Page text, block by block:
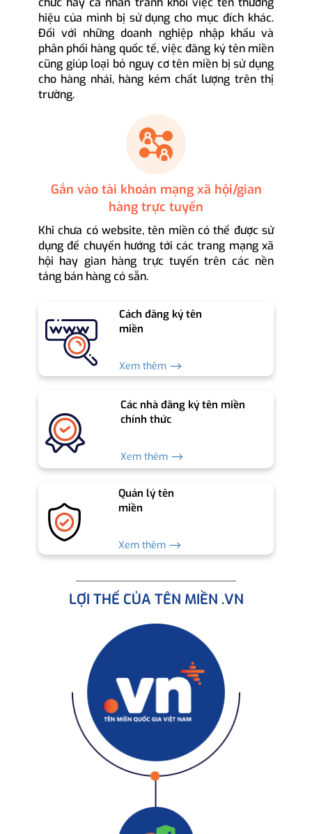
hiệu của mình bị sử dụng cho mục đích khác.
Đối với những doanh nghiệp nhập khẩu và
phân phối hàng quốc tế, việc đăng ký tên miền
cũng giúp loại bỏ nguy cơ tên miền bị sử dụng
cho hàng nhái, hàng kém chất lượng trên thị
trường.
Gắn vào tài khoản mạng xã hội/gian
hàng trực tuyến
Khi chưa có website, tên miền có thể được sử
dụng để chuyển hướng tới các trang mạng xã
hội hay gian hàng trực tuyến trên các nền
tảng bán hàng có sẵn.
Cách đăng ký tên
miền
Xem thêm ⟶
Các nhà đăng ký tên miền
chính thức
Xem thêm ⟶
Quản lý tên
miền
Xem thêm ⟶
LỢI THẾ CỦA TÊN MIỀN .VN